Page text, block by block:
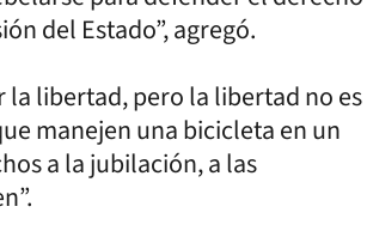
del Estado”, agregó.
la libertad, pero la libertad no es
manejen una bicicleta en un
a la jubilación, a las